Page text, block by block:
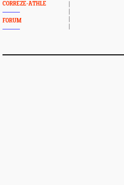
CORREZE-ATHLE
FORUM